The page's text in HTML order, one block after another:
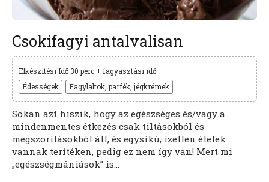
Csokifagyi antalvalisan
Elkészítési Idő:30 perc + fagyasztási idő
Édességek
Fagylaltok, parfék, jégkrémek
Sokan azt hiszik, hogy az egészséges és/vagy a
mindenmentes étkezés csak tiltásokból és
megszorításokból áll, és egysíkú, ízetlen ételek
vannak terítéken, pedig ez nem így van! Mert mi
„egészségmániások” is...